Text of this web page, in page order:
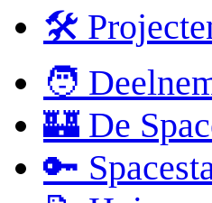
🛠
🧑
🏰 De
🔑